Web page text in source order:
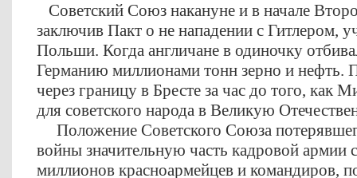
Советский Союз накануне и в начале
заключив Пакт о не нападении с Гитлером,
Польши. Когда англичане в одиночку
Германию миллионами тонн зерно и нефть.
через границу в Бресте за час до того, как
для советского народа в Великую
Положение Советского Союза
войны значительную часть кадровой армии
миллионов красноармейцев и командиров,